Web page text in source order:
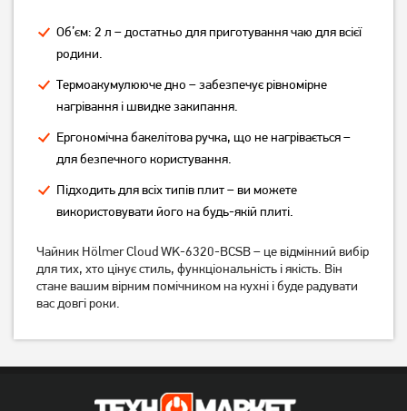
Чайник Resto Aries 90606
1 049
Чайник Resto зі свистком
1 049
Об’єм: 2 л – достатньо для приготування чаю для всієї
родини.
Термоакумулююче дно – забезпечує рівномірне
нагрівання і швидке закипання.
Ергономічна бакелітова ручка, що не нагрівається –
для безпечного користування.
Підходить для всіх типів плит – ви можете
використовувати його на будь-якій плиті.
Чайник Hölmer Cloud WK-6320-BCSB – це відмінний вибір
для тих, хто цінує стиль, функціональність і якість. Він
стане вашим вірним помічником на кухні і буде радувати
вас довгі роки.